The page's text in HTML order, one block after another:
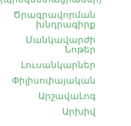
Ծրագրավորման
խնդրագիրք
Մանկավարժի
Նոթեր
Լուսանկարներ
Փիլիսոփայական
ԱրշավաԼոգ
Արխիվ